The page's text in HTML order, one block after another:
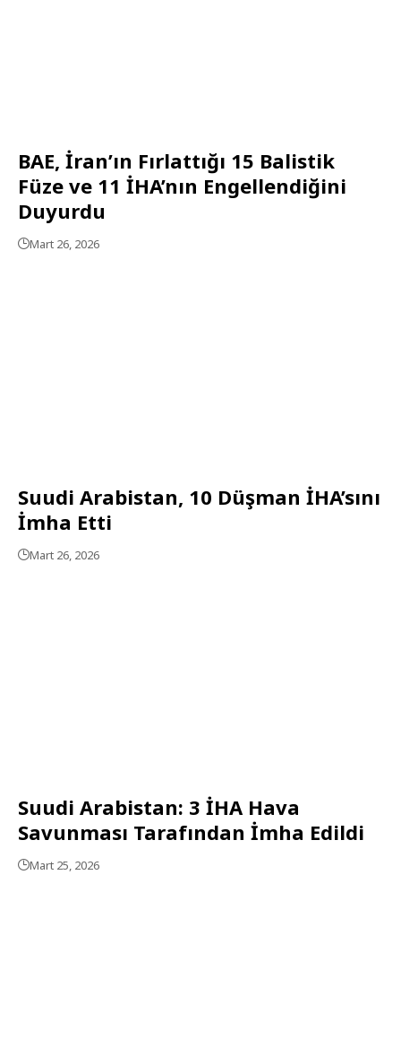
BAE, İran’ın Fırlattığı 15 Balistik
Füze ve 11 İHA’nın Engellendiğini
Duyurdu
Mart 26, 2026
Suudi Arabistan, 10 Düşman İHA’sını
İmha Etti
Mart 26, 2026
Suudi Arabistan: 3 İHA Hava
Savunması Tarafından İmha Edildi
Mart 25, 2026